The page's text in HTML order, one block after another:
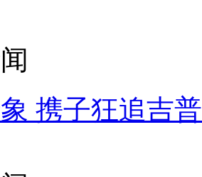
携子狂追吉